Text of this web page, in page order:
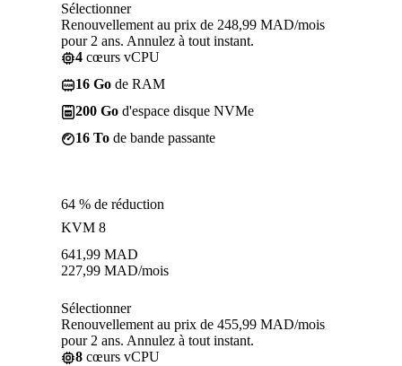
Sélectionner
Renouvellement au prix de 248,99 MAD/mois
pour 2 ans. Annulez à tout instant.
4 cœurs vCPU
16 Go de RAM
200 Go d'espace disque NVMe
16 To de bande passante
64 % de réduction
KVM 8
641,99 MAD
227,99 MAD/mois
Sélectionner
Renouvellement au prix de 455,99 MAD/mois
pour 2 ans. Annulez à tout instant.
8 cœurs vCPU